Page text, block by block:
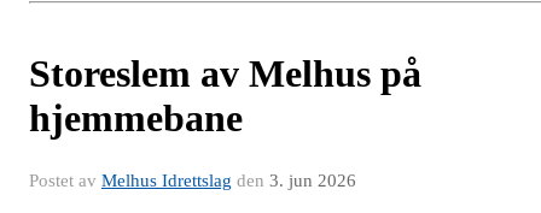
Storeslem av Melhus på
hjemmebane
Postet av Melhus Idrettslag den 3. jun 2026